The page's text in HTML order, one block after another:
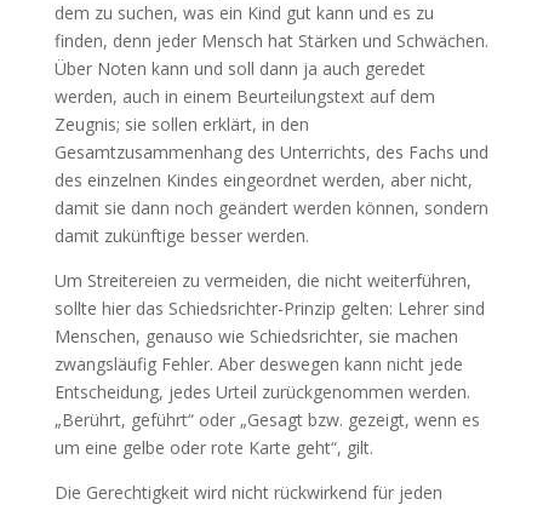
dem zu suchen, was ein Kind gut kann und es zu
finden, denn jeder Mensch hat Stärken und Schwächen.
Über Noten kann und soll dann ja auch geredet
werden, auch in einem Beurteilungstext auf dem
Zeugnis; sie sollen erklärt, in den
Gesamtzusammenhang des Unterrichts, des Fachs und
des einzelnen Kindes eingeordnet werden, aber nicht,
damit sie dann noch geändert werden können, sondern
damit zukünftige besser werden.
Um Streitereien zu vermeiden, die nicht weiterführen,
sollte hier das Schiedsrichter-Prinzip gelten: Lehrer sind
Menschen, genauso wie Schiedsrichter, sie machen
zwangsläufig Fehler. Aber deswegen kann nicht jede
Entscheidung, jedes Urteil zurückgenommen werden.
„Berührt, geführt“ oder „Gesagt bzw. gezeigt, wenn es
um eine gelbe oder rote Karte geht“, gilt.
Die Gerechtigkeit wird nicht rückwirkend für jeden